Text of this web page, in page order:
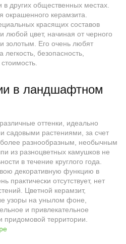
в других общественных местах.
окрашенного керамзита.
красящих составов
любой цвет, начиная от черного
золотым. Его очень любят
безопасность,
в ландшафтном
оттенки, идеально
садовыми растениями, за счет
разнообразным, необычным
из разноцветных камушков не
в течение круглого года.
декоративную функцию в
практически отсутствует, нет
Цветной керамзит,
узоры на унылом фоне,
и привлекательное
территории.